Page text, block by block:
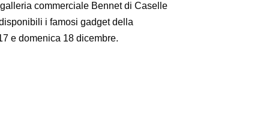
commerciale Bennet di Caselle
i famosi gadget della
e domenica 18 dicembre.